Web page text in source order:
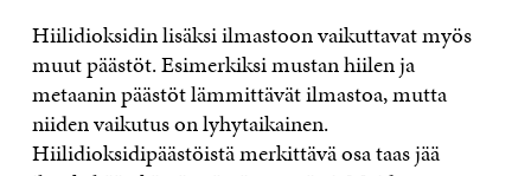
Hiilidioksidin lisäksi ilmastoon vaikuttavat myös
muut päästöt. Esimerkiksi mustan hiilen ja
metaanin päästöt lämmittävät ilmastoa, mutta
niiden vaikutus on lyhytaikainen.
Hiilidioksidipäästöistä merkittävä osa taas jää